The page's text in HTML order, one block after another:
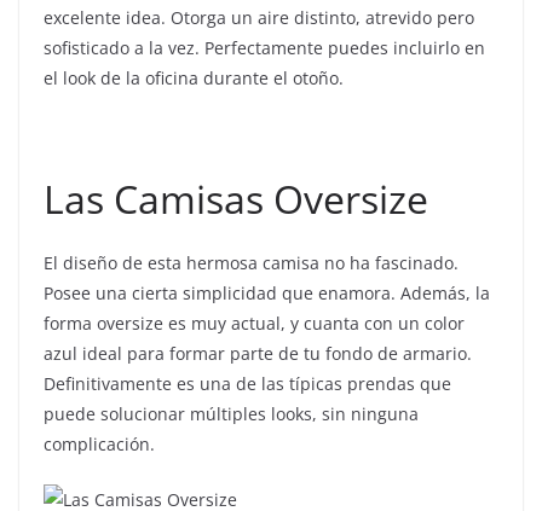
excelente idea. Otorga un aire distinto, atrevido pero
sofisticado a la vez. Perfectamente puedes incluirlo en
el look de la oficina durante el otoño.
Las Camisas Oversize
El diseño de esta hermosa camisa no ha fascinado.
Posee una cierta simplicidad que enamora. Además, la
forma oversize es muy actual, y cuanta con un color
azul ideal para formar parte de tu fondo de armario.
Definitivamente es una de las típicas prendas que
puede solucionar múltiples looks, sin ninguna
complicación.